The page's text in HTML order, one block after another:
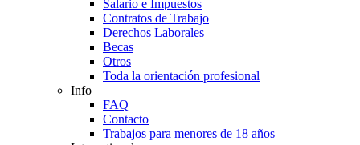
Salario e Impuestos
Contratos de Trabajo
Derechos Laborales
Becas
Otros
Toda la orientación profesional
Info
FAQ
Contacto
Trabajos para menores de 18 años